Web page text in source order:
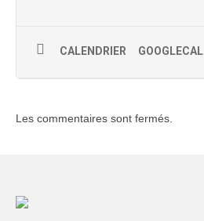
CALENDRIER GOOGLECAL
Les commentaires sont fermés.